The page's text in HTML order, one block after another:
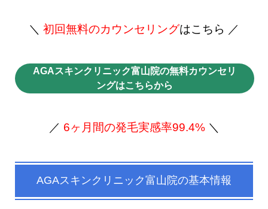
＼ 初回無料のカウンセリングはこちら ／
AGAスキンクリニック富山院の無料カウンセリ
ングはこちらから
／ 6ヶ月間の発毛実感率99.4%＼
AGAスキンクリニック富山院の基本情報